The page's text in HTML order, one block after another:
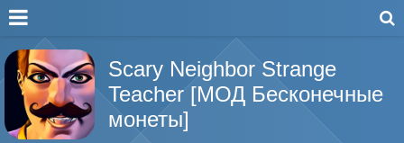
Scary Neighbor Strange
Teacher [МОД Бесконечные
монеты]